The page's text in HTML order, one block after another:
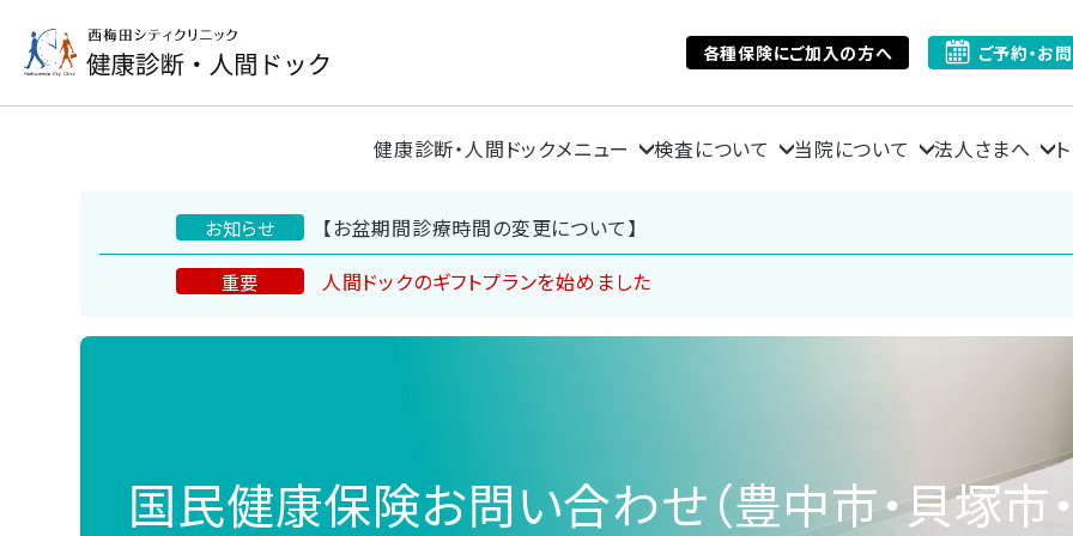
各種保険にご加入の方へ ご予約・お
健康診断・人間ドックメニュー 検査について 当院について 法人さまへ
お知らせ 【お盆期間診療時間の変更について】
重要 人間ドックのギフトプランを始めました
国民健康保険お問い合わせ（豊中市・貝塚市